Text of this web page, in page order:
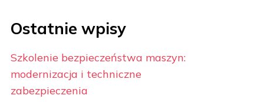
Ostatnie wpisy
Szkolenie bezpieczeństwa maszyn:
modernizacja i techniczne
zabezpieczenia